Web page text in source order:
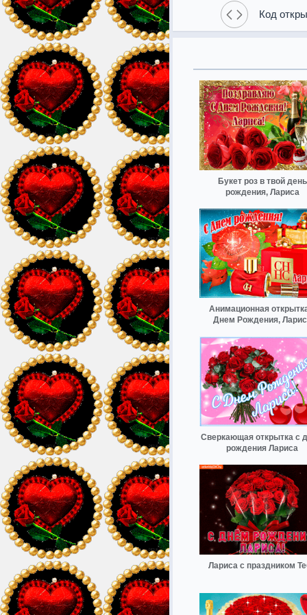
Код
Букет роз в твой день
рождения, Лариса
Анимационная
Днем Рождения,
Сверкающая открытка с
рождения Лариса
Лариса с праздником